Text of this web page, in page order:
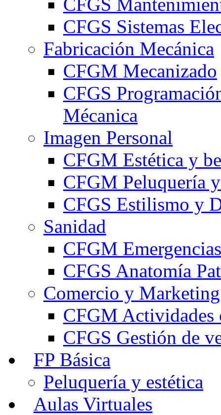
CFGS Sistemas
Fabricación Mecánica
CFGM Mecanizado
CFGS
Mécanica
Imagen Personal
CFGM Estética y
CFGM Peluquería
CFGS Estilismo y
Sanidad
CFGM
CFGS Anatomía
Comercio y Marketing
CFGM Actividades
CFGS Gestión de
FP Básica
Peluquería y estética
Aulas Virtuales